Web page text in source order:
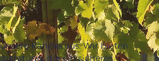
Kanzlei aus. Wir bieten
die ein sicheres